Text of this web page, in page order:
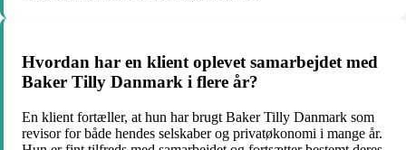
Hvordan har en klient oplevet samarbejdet med
Baker Tilly Danmark i flere år?
En klient fortæller, at hun har brugt Baker Tilly Danmark som
revisor for både hendes selskaber og privatøkonomi i mange år.